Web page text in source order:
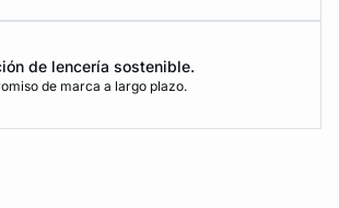
de lencería sostenible.
de marca a largo plazo.